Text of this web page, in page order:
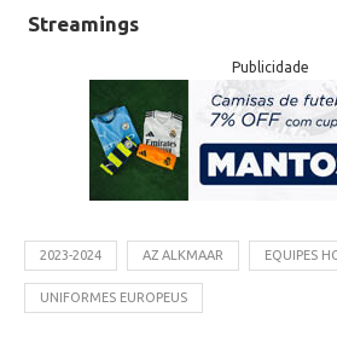
Streamings
Publicidade
2023-2024 AZ ALKMAAR EQUIPES
UNIFORMES EUROPEUS